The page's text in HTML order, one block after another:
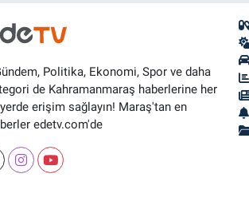
Politika, Ekonomi, Spor ve daha
de Kahramanmaraş haberlerine her
erişim sağlayın! Maraş'tan en
edetv.com'de